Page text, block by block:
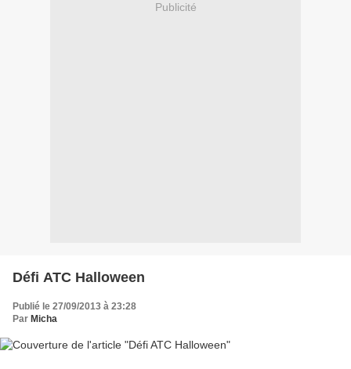
Publicité
Défi ATC Halloween
Publié le 27/09/2013 à 23:28
Par Micha